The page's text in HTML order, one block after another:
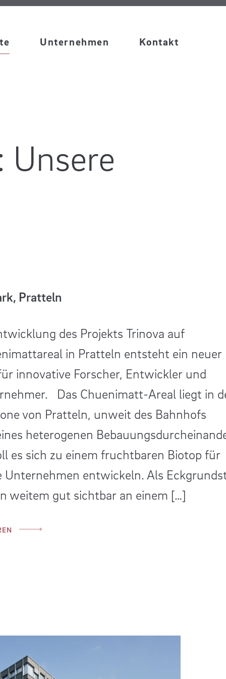
Unternehmen Kontakt
Brewhouse
Brewhouse mit eigener
Durch die Übernahme der bestehenden
(ex Café Florian) ist der Umbau im
gestartet. Die Gebäudetechnik wurde
angepasst. Ein besonderes
Projekts war die Installation der
Brauanlage. Diese wurde mit
die bestehenden Räumlichkeiten
das […]
Pratteln
des Projekts Trinova auf
in Pratteln entsteht ein neuer
innovative Forscher, Entwickler und
Das Chuenimatt-Areal liegt in
von Pratteln, unweit des Bahnhofs
heterogenen
es sich zu einem fruchtbaren Biotop für
Unternehmen entwickeln. Als
weitem gut sichtbar an einem […]